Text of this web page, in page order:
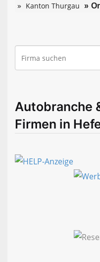
Kanton Thurgau
Autobranche
Firmen in